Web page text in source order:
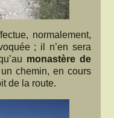
normalement,
; il n’en sera
monastère de
chemin, en cours
de la route.